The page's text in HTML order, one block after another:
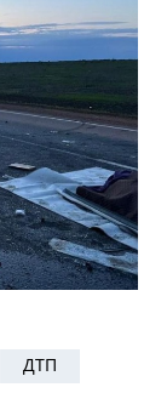
ДТП